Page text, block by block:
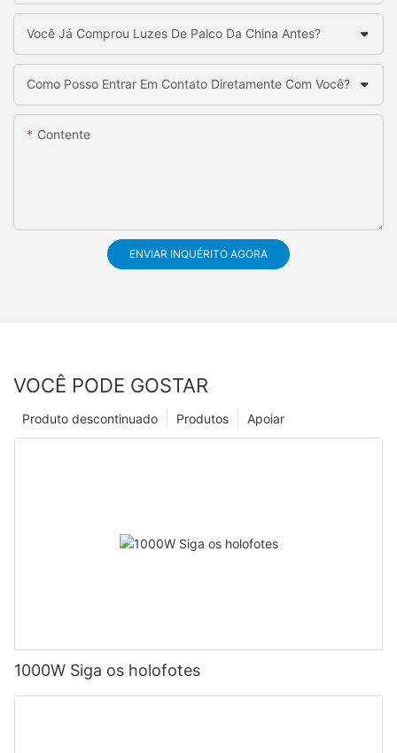
Você Já Comprou Luzes De Palco Da China Antes?
Como Posso Entrar Em Contato Diretamente Com Você?
Contente
ENVIAR INQUÉRITO AGORA
VOCÊ PODE GOSTAR
Apoiar
Produtos
Produto descontinuado
1000W Siga os holofotes